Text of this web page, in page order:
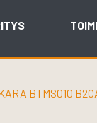
BTMS010